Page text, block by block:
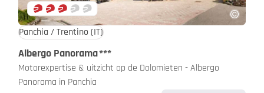
Panchia / Trentino (IT)
Albergo Panorama***
Motorexpertise & uitzicht op de Dolomieten - Albergo
Panorama in Panchia